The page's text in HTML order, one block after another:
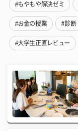
#もやもや解決ゼミ
#お金の授業 #診断
#大学生正直レビュー